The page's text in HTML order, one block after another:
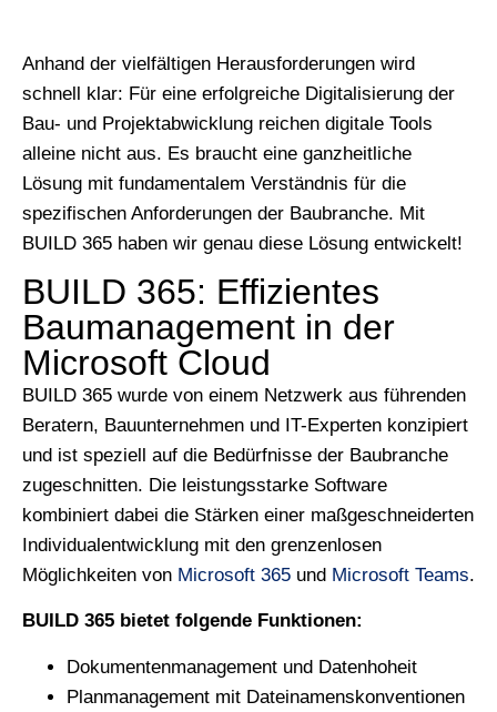
Anhand der vielfältigen Herausforderungen wird
schnell klar: Für eine erfolgreiche Digitalisierung der
Bau- und Projektabwicklung reichen digitale Tools
alleine nicht aus. Es braucht eine ganzheitliche
Lösung mit fundamentalem Verständnis für die
spezifischen Anforderungen der Baubranche. Mit
BUILD 365 haben wir genau diese Lösung entwickelt!
BUILD 365: Effizientes
Baumanagement in der
Microsoft Cloud
BUILD 365 wurde von einem Netzwerk aus führenden
Beratern, Bauunternehmen und IT-Experten konzipiert
und ist speziell auf die Bedürfnisse der Baubranche
zugeschnitten. Die leistungsstarke Software
kombiniert dabei die Stärken einer maßgeschneiderten
Individualentwicklung mit den grenzenlosen
Möglichkeiten von Microsoft 365 und Microsoft Teams.
BUILD 365 bietet folgende Funktionen:
Dokumentenmanagement und Datenhoheit
Planmanagement mit Dateinamenskonventionen